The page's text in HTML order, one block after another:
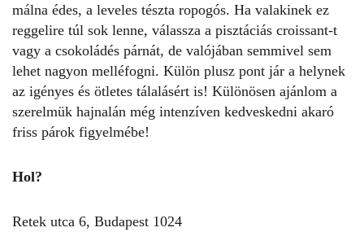
málna édes, a leveles tészta ropogós. Ha valakinek ez
reggelire túl sok lenne, válassza a pisztáciás croissant-t
vagy a csokoládés párnát, de valójában semmivel sem
lehet nagyon melléfogni. Külön plusz pont jár a helynek
az igényes és ötletes tálalásért is! Különösen ajánlom a
szerelmük hajnalán még intenzíven kedveskedni akaró
friss párok figyelmébe!
Hol?
Retek utca 6, Budapest 1024